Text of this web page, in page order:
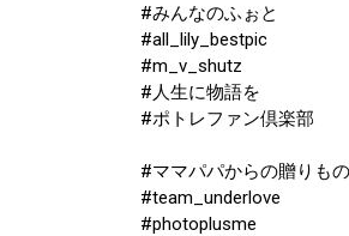
#みんなのふぉと
#all_lily_bestpic
#m_v_shutz
#人生に物語を
#ポトレファン倶楽部
#ママパパからの贈りもの
#team_underlove
#photoplusme